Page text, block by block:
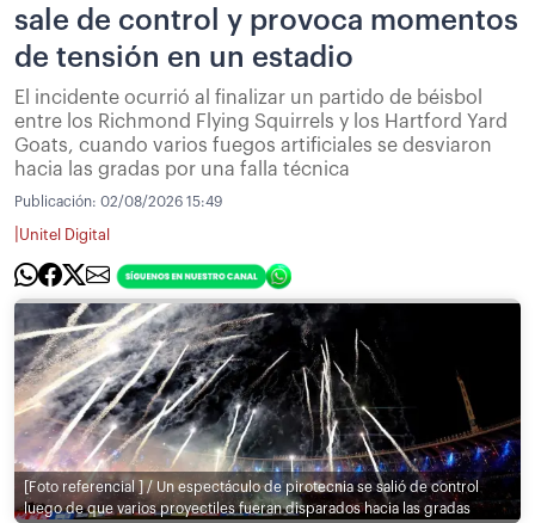
sale de control y provoca momentos
de tensión en un estadio
El incidente ocurrió al finalizar un partido de béisbol
entre los Richmond Flying Squirrels y los Hartford Yard
Goats, cuando varios fuegos artificiales se desviaron
hacia las gradas por una falla técnica
Publicación: 02/08/2026 15:49
Unitel Digital
[Foto referencial ] / Un espectáculo de pirotecnia se salió de control
luego de que varios proyectiles fueran disparados hacia las gradas